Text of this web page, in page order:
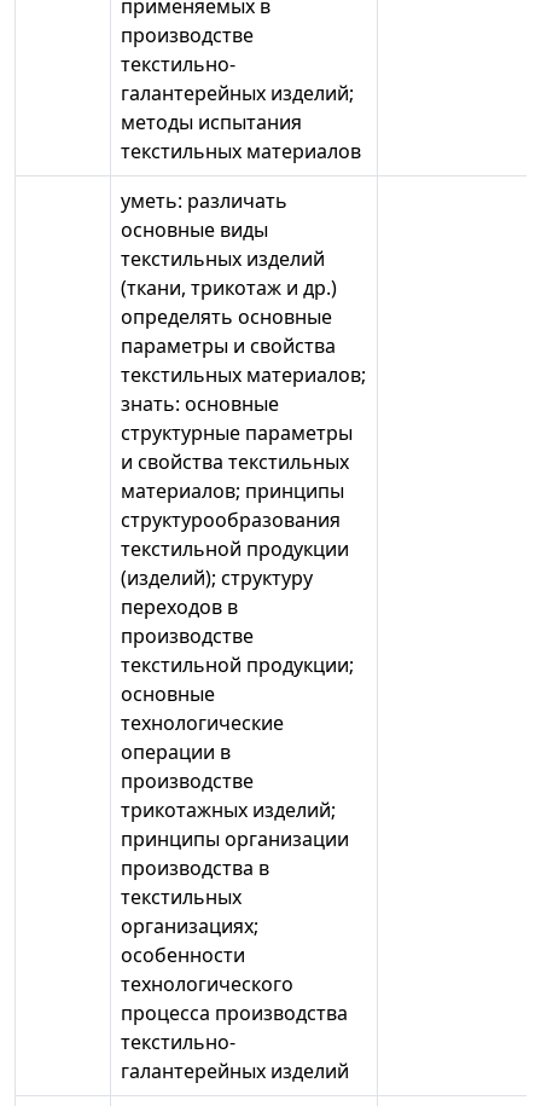
применяемых в
производстве
текстильно-
галантерейных изделий;
методы испытания
текстильных материалов
уметь: различать
основные виды
текстильных изделий
(ткани, трикотаж и др.)
определять основные
параметры и свойства
текстильных материалов;
знать: основные
структурные параметры
и свойства текстильных
материалов; принципы
структурообразования
текстильной продукции
(изделий); структуру
переходов в
производстве
текстильной продукции;
основные
технологические
операции в
производстве
трикотажных изделий;
принципы организации
производства в
текстильных
организациях;
особенности
технологического
процесса производства
текстильно-
галантерейных изделий